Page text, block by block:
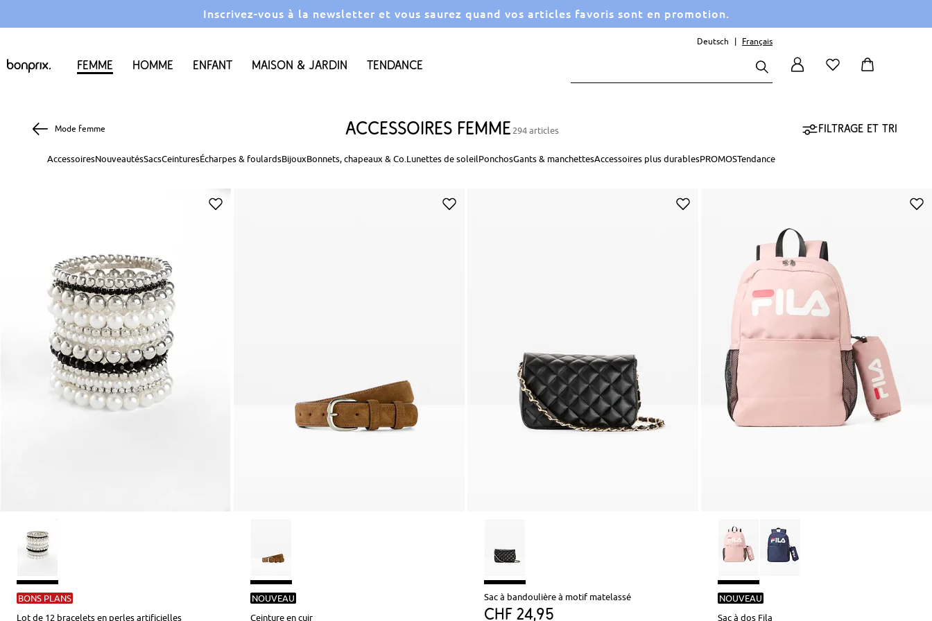
Inscrivez-vous à la newsletter et vous saurez quand vos articles favoris sont en promotion.
Femme Homme Enfant Maison & Jardin Tendance
Deutsch Français
Mode femme Accessoires femme 294 articles Filtrage et tri
AccessoiresNouveautésSacsCeinturesÉcharpes & foulardsBijouxBonnets, chapeaux & Co. Lunettes de soleilPonchosGants & manchettesAccessoires plus durablesPROMOSTendance
BONS PLANS
Lot de 12 bracelets en perles artificielles
NOUVEAU
Ceinture en cuir
Sac à bandoulière à motif matelassé
CHF 24,95
NOUVEAU
Sac à dos Fila